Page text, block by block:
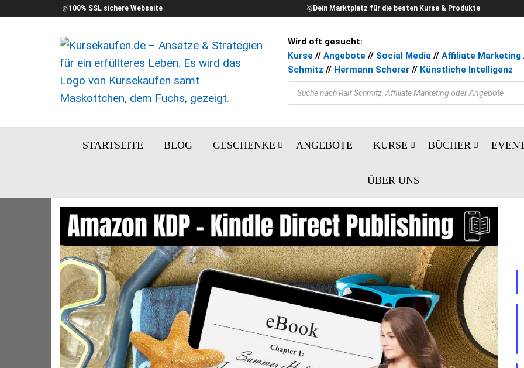
🥇100% SSL sichere Webseite 🥇 Dein Marktplatz für die besten Kurse & Produkte
Dein Ziel
&
Strategien
für ein
Wird oft gesucht:
Kurse // Angebote // Social Media // Affiliate Marketing
Schmitz // Hermann Scherer // Künstliche Intelligenz
Products search
STARTSEITE BLOG GESCHENKE ANGEBOTE KURSE BÜCHER
ÜBER UNS